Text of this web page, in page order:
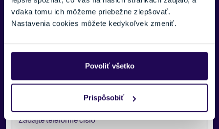
vďaka tomu ich môžeme priebežne zlepšovať.
Nastavenia cookies môžete kedykoľvek zmeniť.
Povoliť všetko
Prispôsobiť
VAŠE MENO: